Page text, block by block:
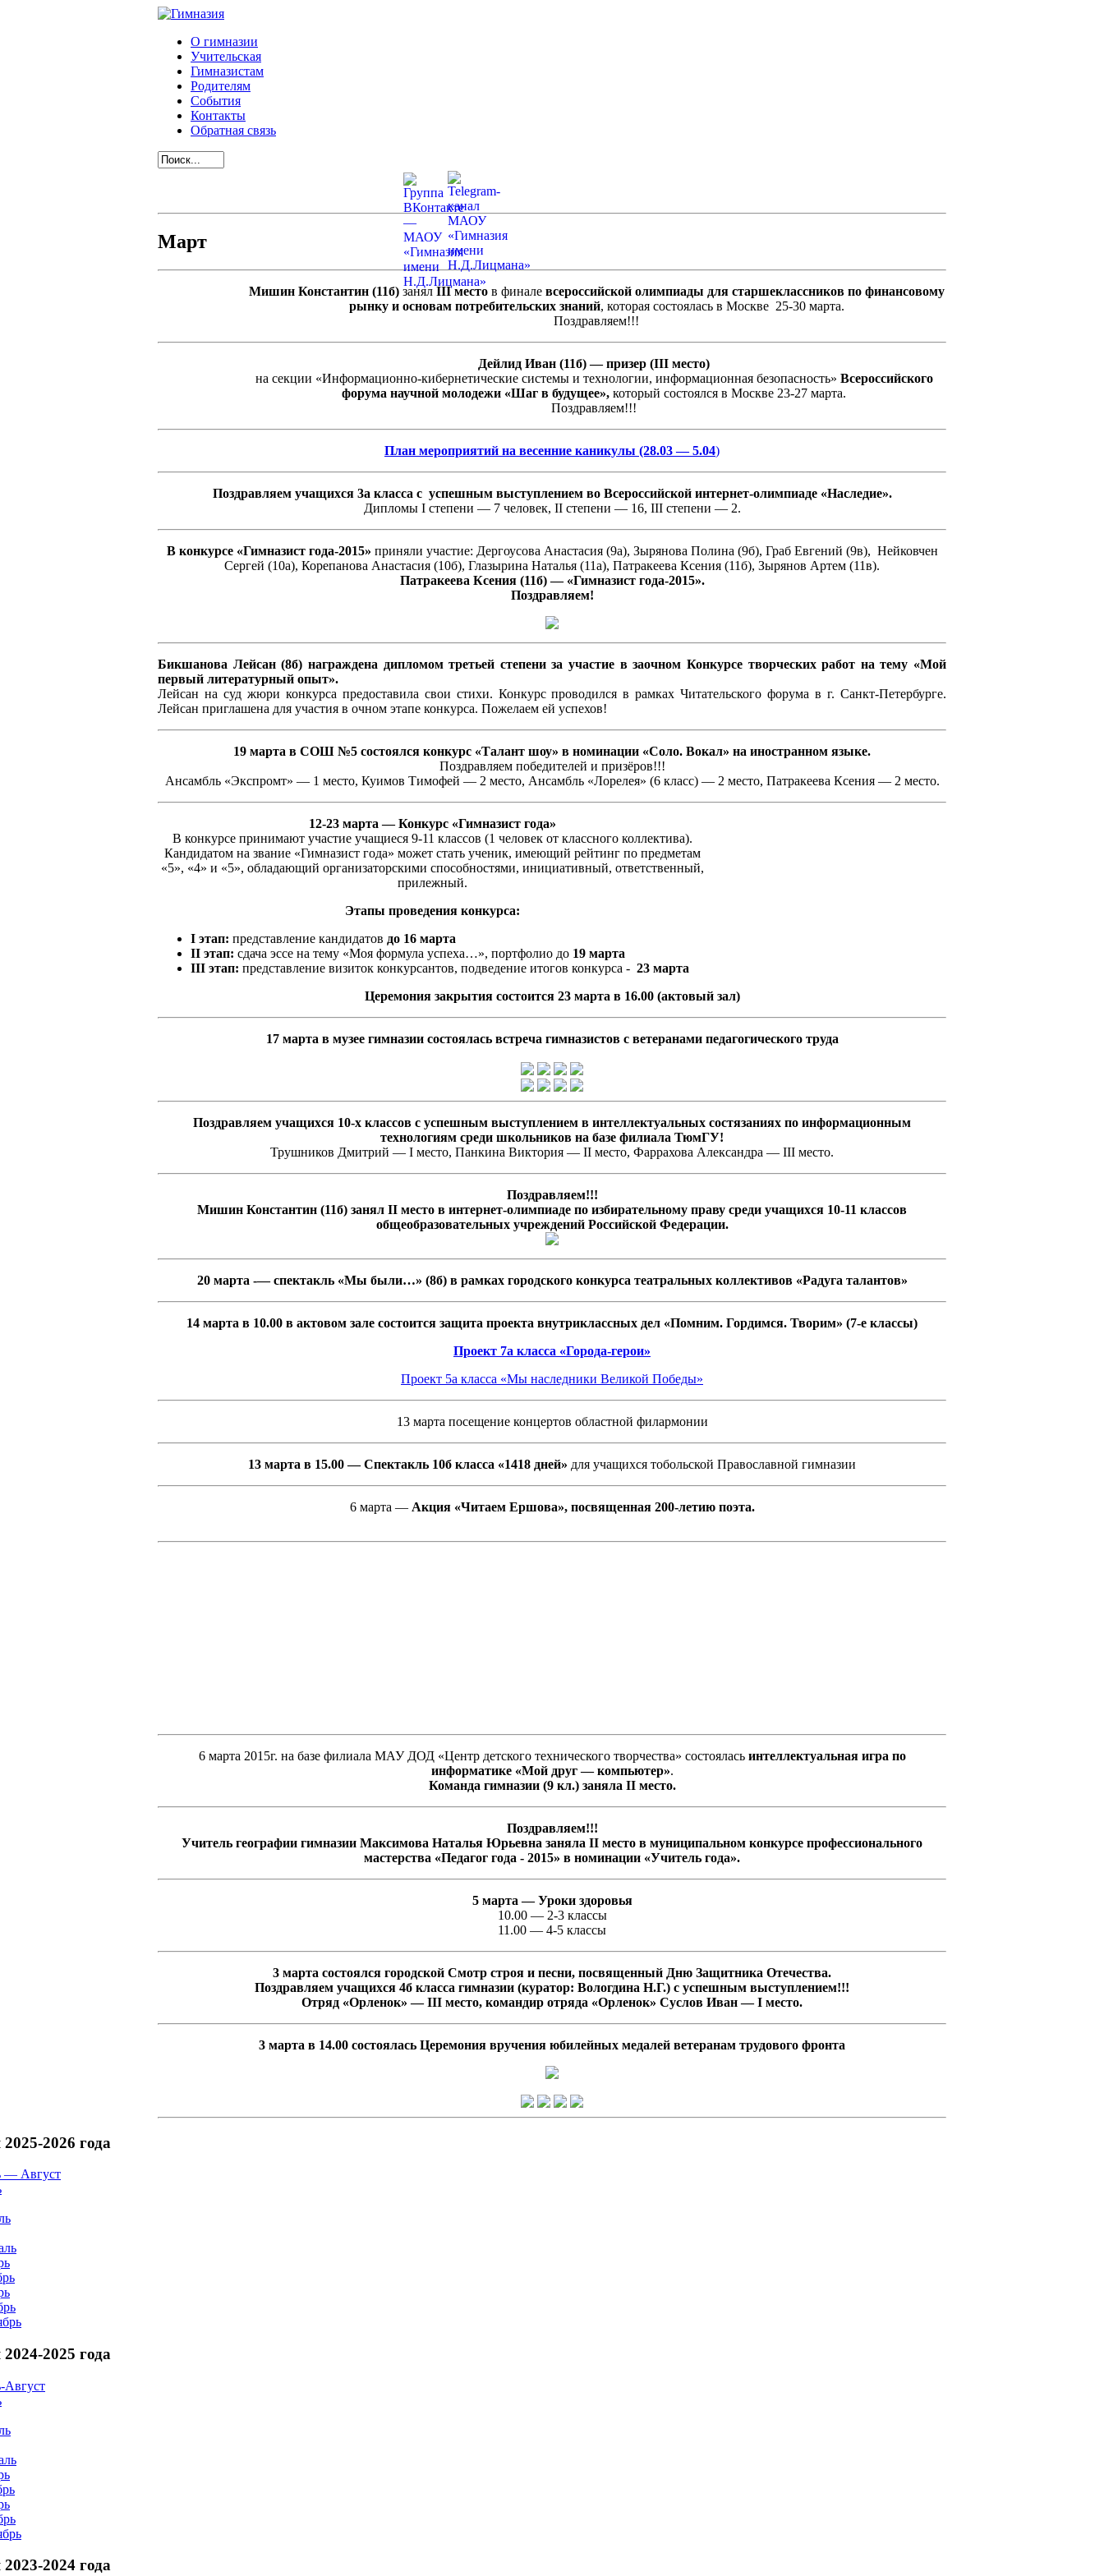
О гимназии
Учительская
Гимназистам
Родителям
События
Контакты
Обратная связь
Март
Мишин Константин (11б)занял III местов финале всероссийской олимпиады для старшеклассников по финансовому
рынку и основам потребительских знаний, которая состоялась в Москве 25-30 марта.
Поздравляем!!!
Дейлид Иван (11б) — призер (III место)
на секции «Информационно-кибернетические системы и технологии, информационная безопасность» Всероссийского
форума научной молодежи «Шаг в будущее», который состоялся в Москве 23-27 марта.
Поздравляем!!!
План мероприятий на весенние каникулы (28.03 — 5.04)
Поздравляем учащихся 3а класса с успешным выступлением во Всероссийской интернет-олимпиаде «Наследие».
Дипломы I степени — 7 человек, II степени — 16, III степени — 2.
В конкурсе «Гимназист года-2015» приняли участие: Дергоусова Анастасия (9а), Зырянова Полина (9б), Граб Евгений (9в), Нейковчен
Сергей (10а), Корепанова Анастасия (10б), Глазырина Наталья (11а), Патракеева Ксения (11б), Зырянов Артем (11в).
Патракеева Ксения (11б) — «Гимназист года-2015».
Поздравляем!
Бикшанова Лейсан (8б) награждена дипломом третьей степени за участие в заочном Конкурсе творческих работ на тему «Мой
первый литературный опыт».
Лейсан на суд жюри конкурса предоставила свои стихи. Конкурс проводился в рамках Читательского форума в г. Санкт-Петербурге.
Лейсан приглашена для участия в очном этапе конкурса. Пожелаем ей успехов!
19 марта в СОШ №5 состоялся конкурс «Талант шоу» в номинации «Соло. Вокал» на иностранном языке.
Поздравляем победителей и призёров!!!
Ансамбль «Экспромт» — 1 место, Куимов Тимофей — 2 место, Ансамбль «Лорелея» (6 класс) — 2 место, Патракеева Ксения — 2 место.
12-23 марта — Конкурс «Гимназист года»
В конкурсе принимают участие учащиеся 9-11 классов (1 человек от классного коллектива).
Кандидатом на звание «Гимназист года» может стать ученик, имеющий рейтинг по предметам
«5», «4» и «5», обладающий организаторскими способностями, инициативный, ответственный,
прилежный.
Этапы проведения конкурса:
I этап: представление кандидатов до 16 марта
II этап: сдача эссе на тему «Моя формула успеха…», портфолио до 19 марта
III этап: представление визиток конкурсантов, подведение итогов конкурса - 23 марта
Церемония закрытия состоится 23 марта в 16.00 (актовый зал)
17 марта в музее гимназии состоялась встреча гимназистов с ветеранами педагогического труда
Поздравляем учащихся 10-х классов с успешным выступлением в интеллектуальных состязаниях по информационным
технологиям среди школьников на базе филиала ТюмГУ!
Трушников Дмитрий — I место, Панкина Виктория — II место, Фаррахова Александра — III место.
Поздравляем!!!
Мишин Константин (11б) занял II место в интернет-олимпиаде по избирательному праву среди учащихся 10-11 классов
общеобразовательных учреждений Российской Федерации.
20 марта -— спектакль «Мы были…» (8б) в рамках городского конкурса театральных коллективов «Радуга талантов»
14 марта в 10.00 в актовом зале состоится защита проекта внутриклассных дел «Помним. Гордимся. Творим» (7-е классы)
Проект 7а класса «Города-герои»
Проект 5а класса «Мы наследники Великой Победы»
13 марта посещение концертов областной филармонии
13 марта в 15.00 — Спектакль 10б класса «1418 дней» для учащихся тобольской Православной гимназии
6 марта —Акция «Читаем Ершова», посвященная 200-летию поэта.
6 марта 2015г. на базе филиала МАУ ДОД «Центр детского технического творчества» состоялась интеллектуальная игра по
информатике «Мой друг — компьютер».
Команда гимназии (9 кл.) заняла II место.
Поздравляем!!!
Учитель географии гимназии Максимова Наталья Юрьевна заняла II место в муниципальном конкурсе профессионального
мастерства «Педагог года - 2015» в номинации «Учитель года».
5 марта — Уроки здоровья
10.00 — 2-3 классы
11.00 — 4-5 классы
3 марта состоялся городской Смотр строя и песни, посвященный Дню Защитника Отечества.
Поздравляем учащихся 4б класса гимназии (куратор: Вологдина Н.Г.) с успешным выступлением!!!
Отряд «Орленок» — III место, командир отряда «Орленок» Суслов Иван — I место.
3 марта в 14.00 состоялась Церемония вручения юбилейных медалей ветеранам трудового фронта
2026 года
— Август
2025 года
2024 года